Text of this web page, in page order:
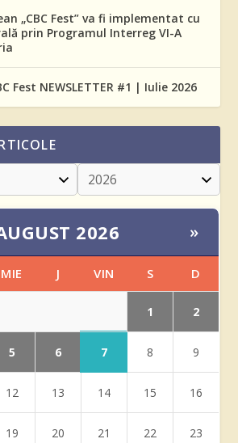
„CBC Fest” va fi implementat cu
prin Programul Interreg VI-A
Fest NEWSLETTER #1 | Iulie 2026
2026 »
MIE J VIN S D
1 2
5 6 7 8 9
12 13 14 15 16
19 20 21 22 23